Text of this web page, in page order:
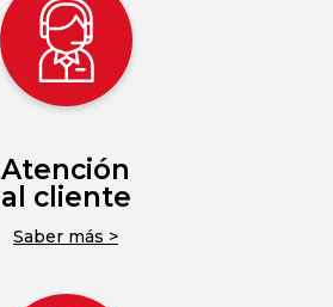
Atención
al cliente
Saber más >